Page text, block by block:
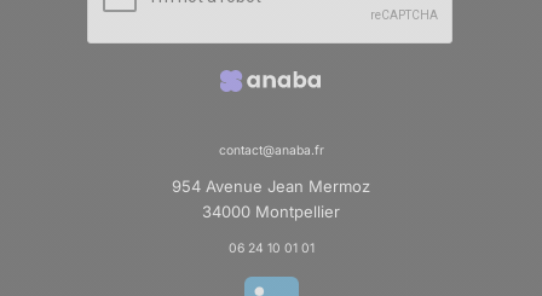
contact@anaba.fr
954 Avenue Jean Mermoz
34000 Montpellier
06 24 10 01 01